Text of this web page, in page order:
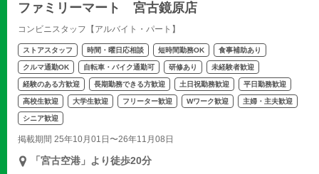
ファミリーマート 宮古鏡原店
コンビニスタッフ【アルバイト・パート】
ストアスタッフ 時間・曜日応相談 短時間勤務OK 食事補助あり
クルマ通勤OK 自転車・バイク通勤可 研修あり 未経験者歓迎
経験のある方歓迎 長期勤務できる方歓迎 土日祝勤務歓迎 平日勤務歓迎
高校生歓迎 大学生歓迎 フリーター歓迎 Wワーク歓迎 主婦・主夫歓迎
シニア歓迎
掲載期間 25年10月01日〜26年11月08日
「宮古空港」より徒歩20分